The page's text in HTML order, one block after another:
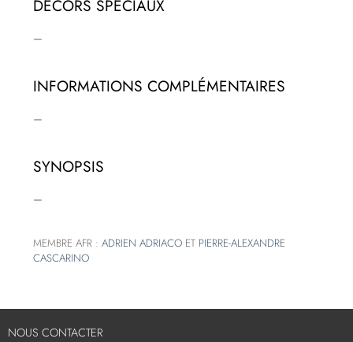
DÉCORS SPÉCIAUX
–
INFORMATIONS COMPLÉMENTAIRES
–
SYNOPSIS
–
MEMBRE AFR :ADRIEN ADRIACO ET PIERRE-ALEXANDRE
CASCARINO
NOUS CONTACTER